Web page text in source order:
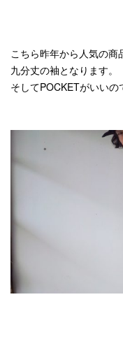
こちら昨年から人気の商
九分丈の袖となります。
そしてPOCKETがいいの